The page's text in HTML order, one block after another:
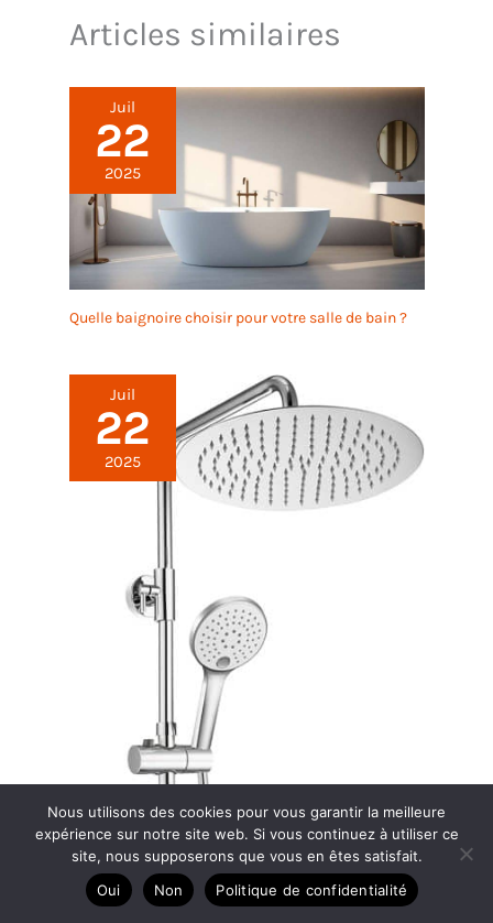
Articles similaires
Juil
22
2025
Quelle baignoire choisir pour votre salle de bain ?
Juil
22
2025
Nous utilisons des cookies pour vous garantir la meilleure
expérience sur notre site web. Si vous continuez à utiliser ce
site, nous supposerons que vous en êtes satisfait.
Oui
Non Politique de confidentialité